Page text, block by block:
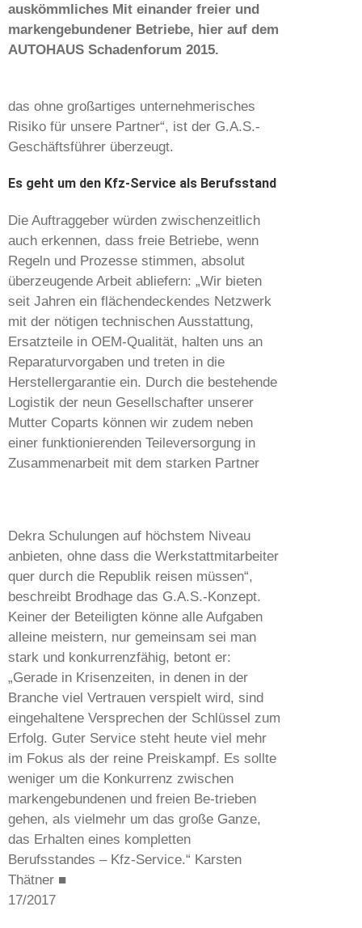
auskömmliches Mit einander freier und
markengebundener Betriebe, hier auf dem
AUTOHAUS Schadenforum 2015.
das ohne großartiges unternehmerisches
Risiko für unsere Partner“, ist der G.A.S.-
Geschäftsführer überzeugt.
Es geht um den Kfz-Service als Berufsstand
Die Auftraggeber würden zwischenzeitlich
auch erkennen, dass freie Betriebe, wenn
Regeln und Prozesse stimmen, absolut
überzeugende Arbeit abliefern: „Wir bieten
seit Jahren ein flächendeckendes Netzwerk
mit der nötigen technischen Ausstattung,
Ersatzteile in OEM-Qualität, halten uns an
Reparaturvorgaben und treten in die
Herstellergarantie ein. Durch die bestehende
Logistik der neun Gesellschafter unserer
Mutter Coparts können wir zudem neben
einer funktionierenden Teileversorgung in
Zusammenarbeit mit dem starken Partner
Dekra Schulungen auf höchstem Niveau
anbieten, ohne dass die Werkstattmitarbeiter
quer durch die Republik reisen müssen“,
beschreibt Brodhage das G.A.S.-Konzept.
Keiner der Beteiligten könne alle Aufgaben
alleine meistern, nur gemeinsam sei man
stark und konkurrenzfähig, betont er:
„Gerade in Krisenzeiten, in denen in der
Branche viel Vertrauen verspielt wird, sind
eingehaltene Versprechen der Schlüssel zum
Erfolg. Guter Service steht heute viel mehr
im Fokus als der reine Preiskampf. Es sollte
weniger um die Konkurrenz zwischen
markengebundenen und freien Be-trieben
gehen, als vielmehr um das große Ganze,
das Erhalten eines kompletten
Berufsstandes – Kfz-Service.“ Karsten
Thätner ■
17/2017